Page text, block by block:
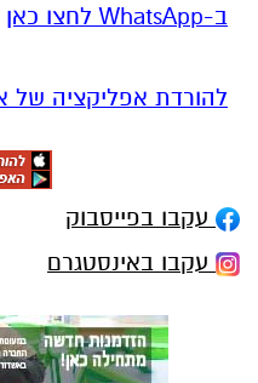
ב-WhatsApp לחצו כאן
להורדת אפליקציה של
עקבו בפייסבוק
עקבו באינסטגרם